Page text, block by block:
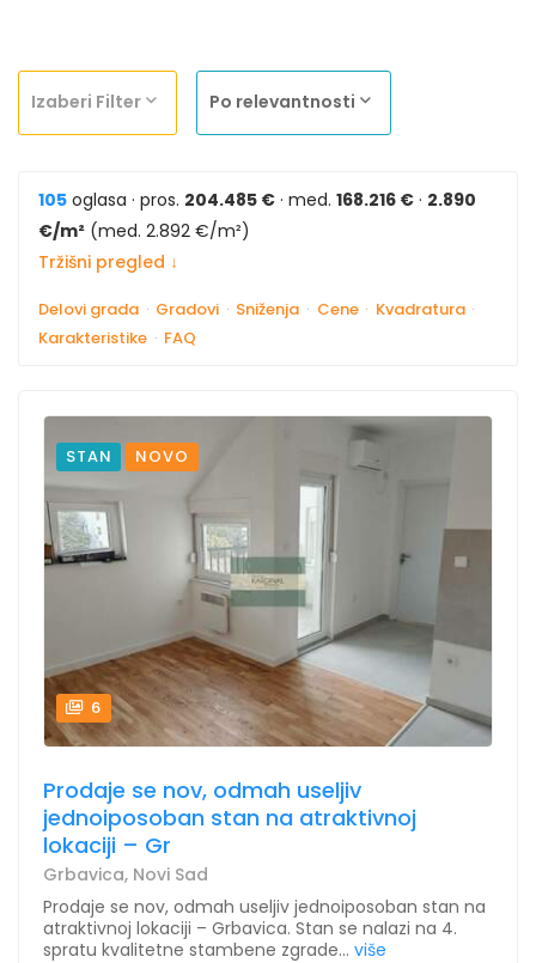
Izaberi Filter Po relevantnosti
105 oglasa · pros. 204.485 € · med. 168.216 € · 2.890
€/m² (med. 2.892 €/m²)
Tržišni pregled ↓
Delovi grada · Gradovi · Sniženja · Cene · Kvadratura ·
Karakteristike · FAQ
STAN NOVO
6
Prodaje se nov, odmah useljiv
jednoiposoban stan na atraktivnoj
lokaciji – Gr
Grbavica, Novi Sad
Prodaje se nov, odmah useljiv jednoiposoban stan na
atraktivnoj lokaciji – Grbavica. Stan se nalazi na 4.
spratu kvalitetne stambene zgrade... više